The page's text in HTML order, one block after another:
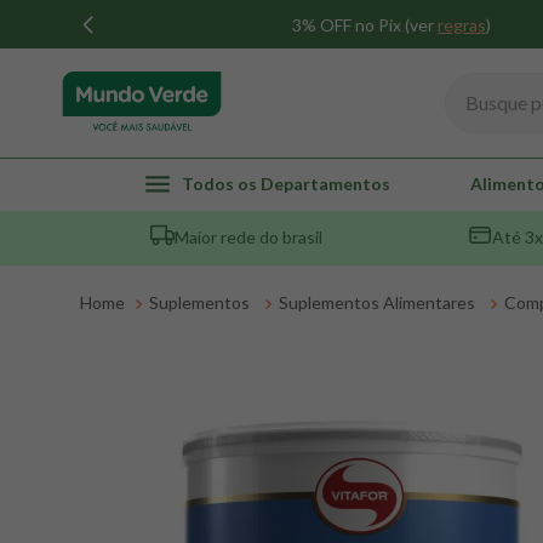
3% OFF no Pix (ver regras)
Todos os Departamentos
Maior rede do brasil Até
Suplementos Suplementos Alimentares
TERMOS MAIS BUSCADOS
1º whey
2º creatina
snack proteico mundo verde